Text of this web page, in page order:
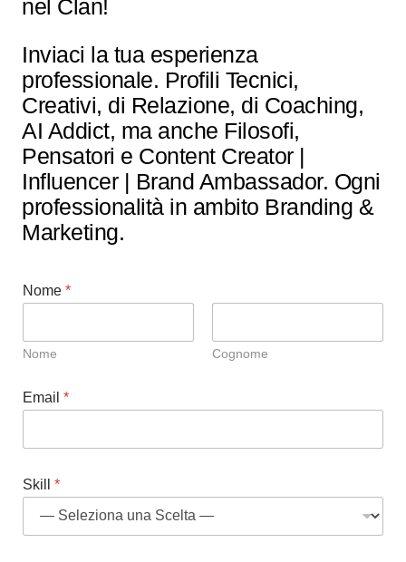
nel Clan!
Inviaci la tua esperienza
professionale. Profili Tecnici,
Creativi, di Relazione, di Coaching,
AI Addict, ma anche Filosofi,
Pensatori e Content Creator |
Influencer | Brand Ambassador. Ogni
professionalità in ambito Branding &
Marketing.
Nome *
Nome Cognome
Email *
Skill *